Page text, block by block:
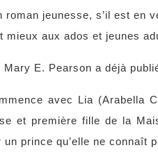
roman jeunesse, s’il est en
mieux aux ados et jeunes
Mary E. Pearson a déjà
avec Lia (Arabella
et première fille de la
un prince qu’elle ne connaît